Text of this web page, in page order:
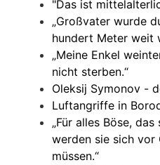
"Das ist
„Großvater wurde
hundert Meter weit
„Meine Enkel
nicht sterben.“
Oleksij Symonov -
Luftangriffe in
„Für alles Böse,
werden sie sich
müssen.“